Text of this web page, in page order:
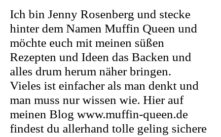
Ich bin Jenny Rosenberg und stecke
hinter dem Namen Muffin Queen und
möchte euch mit meinen süßen
Rezepten und Ideen das Backen und
alles drum herum näher bringen.
Vieles ist einfacher als man denkt und
man muss nur wissen wie. Hier auf
meinen Blog www.muffin-queen.de
findest du allerhand tolle geling sichere